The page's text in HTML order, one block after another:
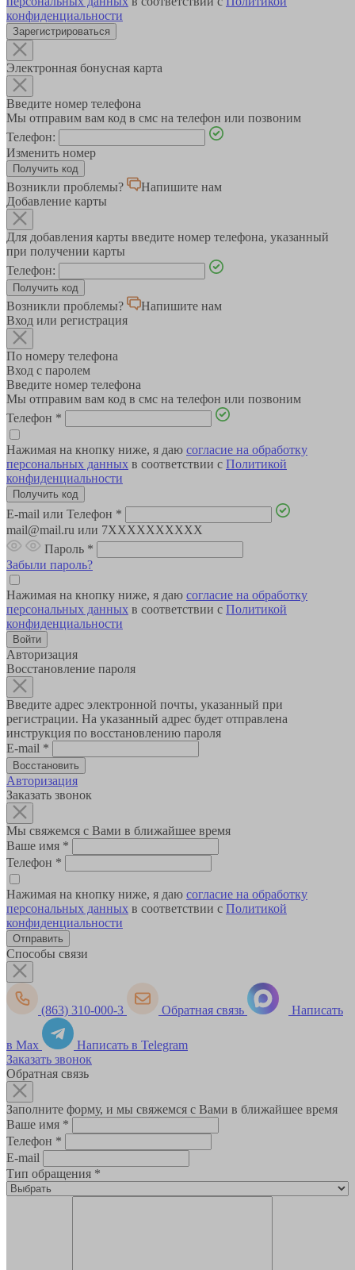
конфиденциальности
Зарегистрироваться
Электронная бонусная карта
Введите номер телефона
Мы отправим вам код в смс на телефон или позвоним
Телефон:
Изменить номер
Возникли проблемы?
Напишите нам
Добавление карты
Для добавления карты введите номер телефона, указанный
при получении карты
Телефон:
Возникли проблемы?
Напишите нам
Вход или регистрация
По номеру телефона
Вход с паролем
Введите номер телефона
Мы отправим вам код в смс на телефон или позвоним
Телефон *
Нажимая на кнопку ниже, я даю согласие на обработку
персональных данных в соответствии с Политикой
конфиденциальности
E-mail или Телефон *
mail@mail.ru или 7XXXXXXXXXX
Пароль *
Забыли пароль?
Нажимая на кнопку ниже, я даю согласие на обработку
персональных данных в соответствии с Политикой
конфиденциальности
Авторизация
Восстановление пароля
Введите адрес электронной почты, указанный при
регистрации. На указанный адрес будет отправлена
инструкция по восстановлению пароля
E-mail *
Авторизация
Заказать звонок
Мы свяжемся с Вами в ближайшее время
Ваше имя *
Телефон *
Нажимая на кнопку ниже, я даю согласие на обработку
персональных данных в соответствии с Политикой
конфиденциальности
Способы связи
(863) 310-000-3 Обратная связь Написать
в Max
Написать в Telegram
Заказать звонок
Обратная связь
Заполните форму, и мы свяжемся с Вами в ближайшее время
Ваше имя *
Телефон *
E-mail
Тип обращения *